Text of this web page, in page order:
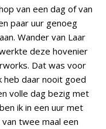
van een dag of van
paar uur genoeg
Wander van Laar
deze hovenier
Dat was voor
heb daar nooit goed
volle dag bezig met
ik in een uur met
twee maal een